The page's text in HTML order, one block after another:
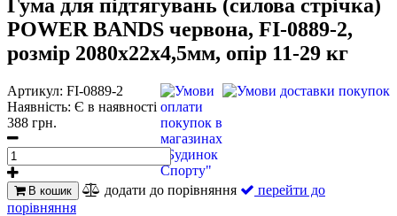
Гума для підтягувань (силова стрічка)
POWER BANDS червона, FI-0889-2,
розмір 2080x22x4,5мм, опір 11-29 кг
Артикул: FI-0889-2
Наявність: Є в наявності
388 грн.
В кошик додати до порівняння
перейти до
порівняння